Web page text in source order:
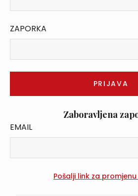
ZAPORKA
Zaboravljena
EMAIL